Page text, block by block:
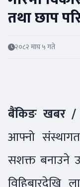
तथा छाप
२०८२ माघ ५ गते
बैंकिङ खबर /
आफ्नो
सशक्त बनाउने